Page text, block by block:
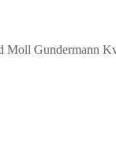
Moll Gundermann